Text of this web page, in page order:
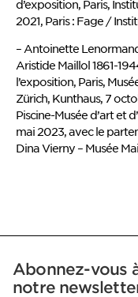
d’exposition, Paris,
2021, Paris : Fage /
– Antoinette
Aristide Maillol 1861-
l’exposition, Paris,
Zürich, Kunthaus, 7
Piscine-Musée d’art et
mai 2023, avec le
Dina Vierny – Musée
Abonnez-vous
notre